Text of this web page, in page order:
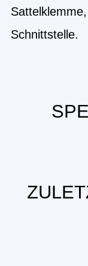
Schnittstelle.